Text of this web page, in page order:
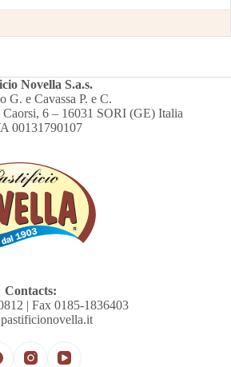
Novella S.a.s.
G. e Cavassa P. e C.
Caorsi, 6 – 16031 SORI (GE) Italia
00131790107
Contacts:
| Fax 0185-1836403